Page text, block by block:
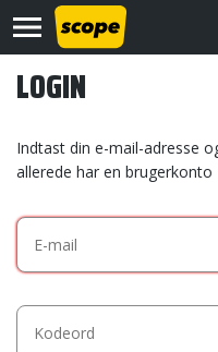
Kontakt
LOGIN
Indtast din e-mail-adresse
allerede har en brugerkonto